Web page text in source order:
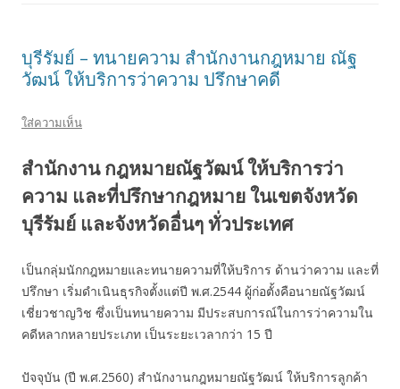
บุรีรัมย์ – ทนายความ สำนักงานกฎหมาย ณัฐ
วัฒน์ ให้บริการว่าความ ปรึกษาคดี
ใส่ความเห็น
สำนักงาน กฎหมายณัฐวัฒน์ ให้บริการว่า
ความ และที่ปรึกษากฎหมาย ในเขตจังหวัด
บุรีรัมย์ และจังหวัดอื่นๆ ทั่วประเทศ
เป็นกลุ่มนักกฎหมายและทนายความที่ให้บริการ ด้านว่าความ และที่
ปรึกษา เริ่มดำเนินธุรกิจตั้งแต่ปี พ.ศ.2544 ผู้ก่อตั้งคือนายณัฐวัฒน์
เชี่ยวชาญวิช ซึ่งเป็นทนายความ มีประสบการณ์ในการว่าความใน
คดีหลากหลายประเภท เป็นระยะเวลากว่า 15 ปี
ปัจจุบัน (ปี พ.ศ.2560) สำนักงานกฎหมายณัฐวัฒน์ ให้บริการลูกค้า